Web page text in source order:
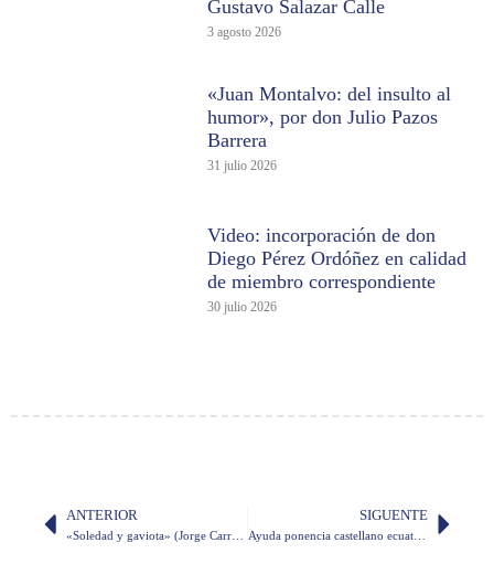
Gustavo Salazar Calle
3 agosto 2026
«Juan Montalvo: del insulto al
humor», por don Julio Pazos
Barrera
31 julio 2026
Video: incorporación de don
Diego Pérez Ordóñez en calidad
de miembro correspondiente
30 julio 2026
ANTERIOR SIGUENTE
Ayuda ponencia castellano ecuatoriano